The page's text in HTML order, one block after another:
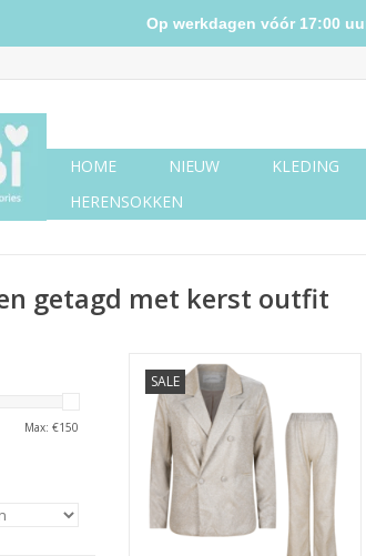
HOME NIEUW KLEDING
HERENSOKKEN
getagd met kerst outfit
Max: €150
SALE
Champagne glitter tweedelige set
TOEVOEGEN AAN WINKELWAGEN
Op werkdagen vóór 17:00